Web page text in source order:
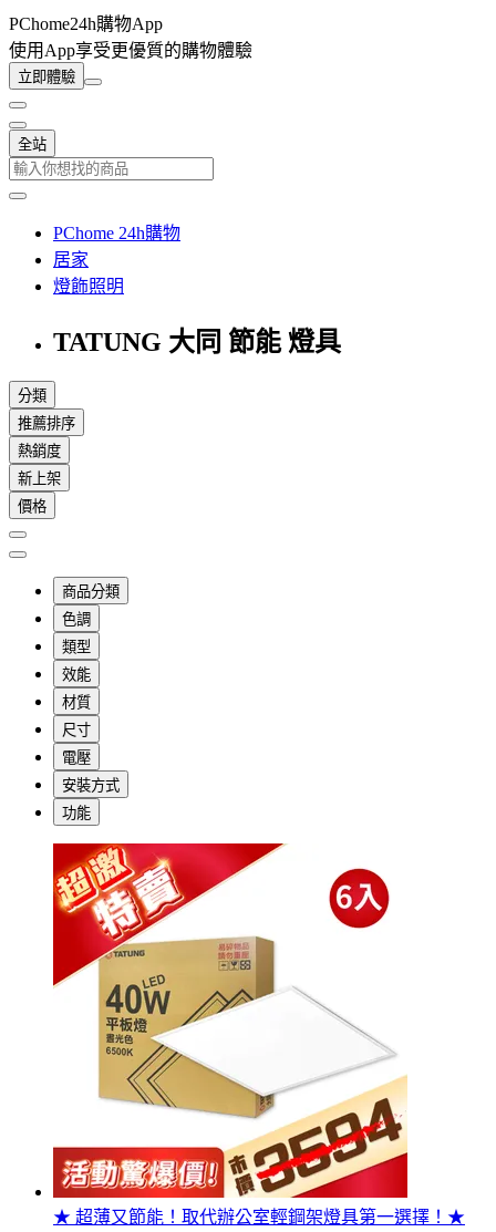
PChome24h購物App
使用App享受更優質的購物體驗
立即體驗
全站
PChome 24h購物
居家
燈飾照明
TATUNG 大同 節能 燈具
分類
推薦排序
熱銷度
新上架
價格
商品分類
色調
類型
效能
材質
尺寸
電壓
安裝方式
功能
★ 超薄又節能！取代辦公室輕鋼架燈具第一選擇！★